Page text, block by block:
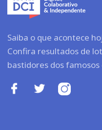
Saiba o que acontece
Confira resultados de
bastidores dos famosos